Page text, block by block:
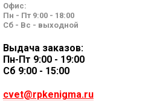
Офис:
Пн - Пт 9:00 - 18:00
Сб - Вс - выходной
Выдача заказов:
Пн-Пт 9:00 - 19:00
Сб 9:00 - 15:00
cvet@rpkenigma.ru